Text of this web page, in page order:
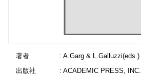
著者
: A.Garg & L.Galluzzi(eds.)
出版社
: ACADEMIC PRESS, INC.